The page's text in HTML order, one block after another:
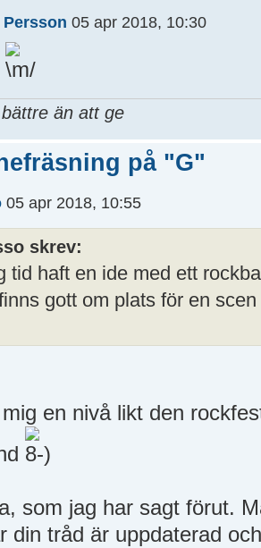
05 apr 2018, 10:30
än att ge
på "G"
05 apr 2018, 10:55
skrev:
tid haft en ide med ett
gott om plats för en
en nivå likt den
som jag har sagt förut.
din tråd är uppdaterad